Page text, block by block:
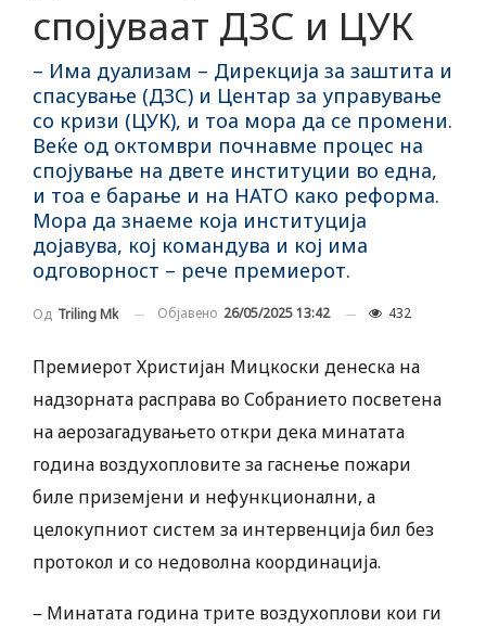
спојуваат ДЗС и ЦУК
– Има дуализам – Дирекција за заштита и
спасување (ДЗС) и Центар за управување
со кризи (ЦУК), и тоа мора да се промени.
Веќе од октомври почнавме процес на
спојување на двете институции во една,
и тоа е барање и на НАТО како реформа.
Мора да знаеме која институција
дојавува, кој командува и кој има
одговорност – рече премиерот.
Од Triling Mk Објавено 26/05/2025 13:42 432
Премиерот Христијан Мицкоски денеска на
надзорната расправа во Собранието посветена
на аерозагадувањето откри дека минатата
година воздухопловите за гаснење пожари
биле приземјени и нефункционални, а
целокупниот систем за интервенција бил без
протокол и со недоволна координација.
– Минатата година трите воздухоплови кои ги